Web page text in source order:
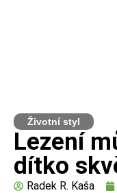
Životní styl
Lezení
dítko
Radek R. Kaša